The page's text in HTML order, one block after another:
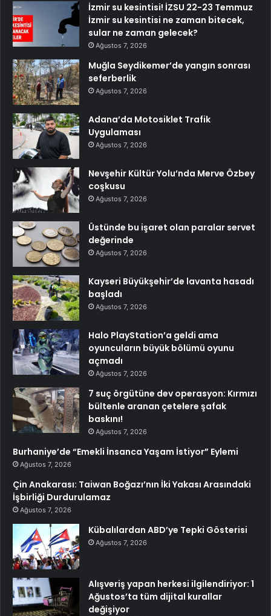
İzmir su kesintisi! İZSU 22-23 Temmuz
İzmir su kesintisi ne zaman bitecek,
sular ne zaman gelecek?
Ağustos 7, 2026
Muğla Seydikemer’de yangın sonrası
seferberlik
Ağustos 7, 2026
Adana’da Motosiklet Trafik
Uygulaması
Ağustos 7, 2026
Nevşehir Kültür Yolu’nda Merve Özbey
coşkusu
Ağustos 7, 2026
Üstünde bu işaret olan paralar servet
değerinde
Ağustos 7, 2026
Kayseri Büyükşehir’de lavanta hasadı
başladı
Ağustos 7, 2026
Halo PlayStation’a geldi ama
oyuncuların büyük bölümü oyunu
açmadı
Ağustos 7, 2026
7 suç örgütüne dev operasyon: Kırmızı
bültenle aranan çetelere şafak
baskını!
Ağustos 7, 2026
Burhaniye’de “Emekli İnsanca Yaşam İstiyor” Eylemi
Ağustos 7, 2026
Çin Anakarası: Taiwan Boğazı’nın İki Yakası Arasındaki
İşbirliği Durdurulamaz
Ağustos 7, 2026
Kübalılardan ABD’ye Tepki Gösterisi
Ağustos 7, 2026
Alışveriş yapan herkesi ilgilendiriyor: 1
Ağustos’ta tüm dijital kurallar
değişiyor